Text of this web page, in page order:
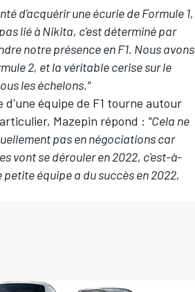
d'acquérir une écurie de Formule 1,
lié à Nikita, c'est déterminé par
notre présence en F1. Nous avons
2, et la véritable cerise sur le
les échelons."
équipe de F1 tourne autour
Mazepin répond : "Cela ne
pas en négociations car
vont se dérouler en 2022, c'est-à-
équipe a du succès en 2022,